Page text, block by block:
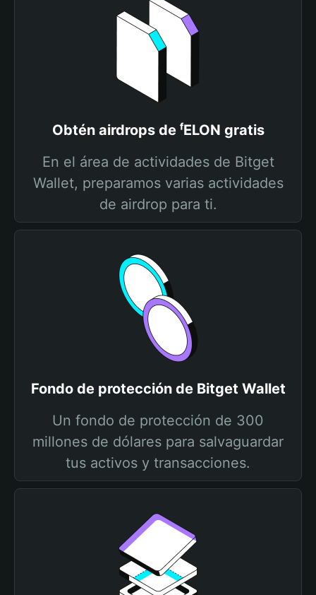
Obtén airdrops de ᶠELON gratis
En el área de actividades de Bitget
Wallet, preparamos varias actividades
de airdrop para ti.
Fondo de protección de Bitget Wallet
Un fondo de protección de 300
millones de dólares para salvaguardar
tus activos y transacciones.